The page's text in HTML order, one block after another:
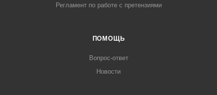
Регламент по работе с претензиями
ПОМОЩЬ
Вопрос-ответ
Новости